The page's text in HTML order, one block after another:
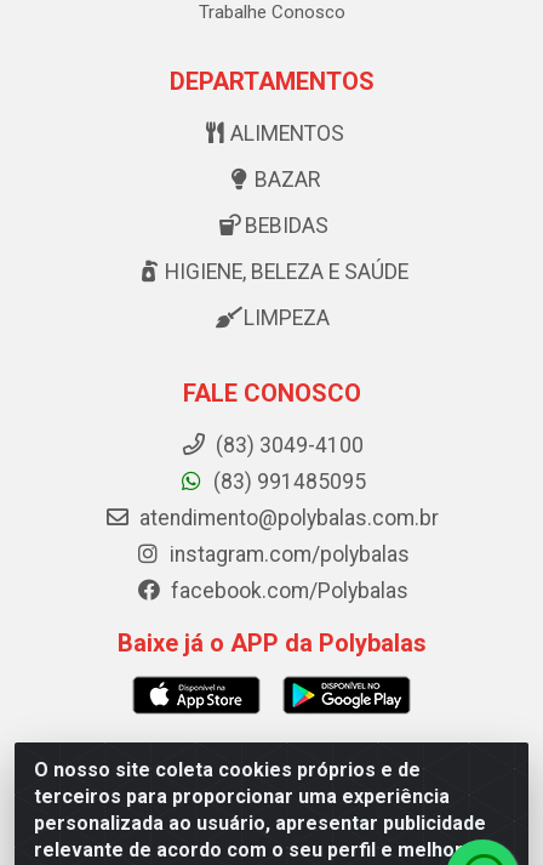
O nosso site coleta cookies próprios e de
terceiros para proporcionar uma experiência
personalizada ao usuário, apresentar publicidade
relevante de acordo com o seu perfil e melhorar a
Trabalhe Conosco
DEPARTAMENTOS
ALIMENTOS
BAZAR
BEBIDAS
HIGIENE, BELEZA E SAÚDE
LIMPEZA
FALE CONOSCO
(83) 3049-4100
(83) 991485095
atendimento@polybalas.com.br
instagram.com/polybalas
facebook.com/Polybalas
Baixe já o APP da Polybalas
Polybalas - Rua João Miguel de Souza, 173 Galpão B -
Ernesto Geisel, João Pessoa/PB - CEP 58.075-075 - CNPJ
00.909.327/0002-61